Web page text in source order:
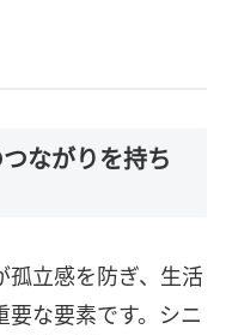
ながりを持ち
孤立感を防ぎ、生活
な要素です。シニ